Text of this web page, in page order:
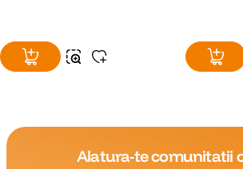
Alatura-te comunitatii